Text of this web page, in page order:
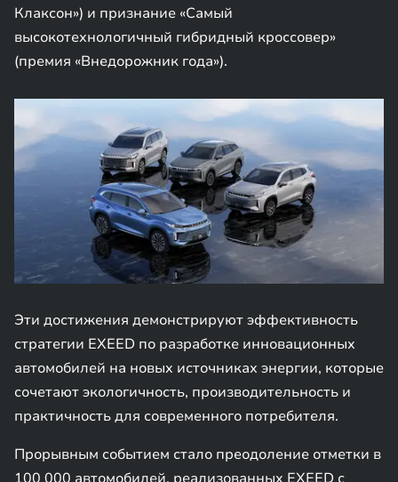
Клаксон») и признание «Самый
высокотехнологичный гибридный кроссовер»
(премия «Внедорожник года»).
Эти достижения демонстрируют эффективность
стратегии EXEED по разработке инновационных
автомобилей на новых источниках энергии, которые
сочетают экологичность, производительность и
практичность для современного потребителя.
Прорывным событием стало преодоление отметки в